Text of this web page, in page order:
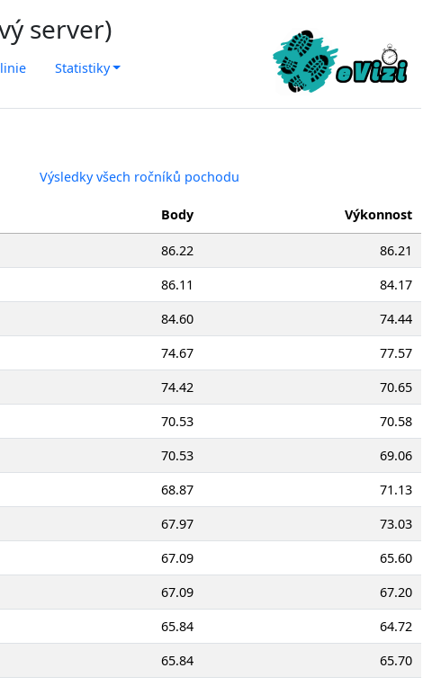
server)
Statistiky
Výsledky všech ročníků pochodu
Body Výkonnost
86.22
86.21
86.11
84.17
84.60
74.44
74.67
77.57
74.42
70.65
70.53
70.58
70.53
69.06
68.87
71.13
67.97
73.03
67.09
65.60
67.09
67.20
65.84
64.72
65.84
65.70